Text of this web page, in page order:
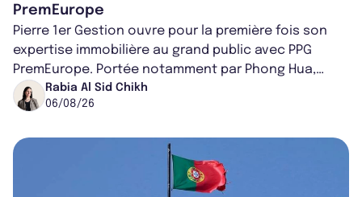
PremEurope
Pierre 1er Gestion ouvre pour la première fois son
expertise immobilière au grand public avec PPG
PremEurope. Portée notamment par Phong Hua,
ancien directeur des investissements d...
Rabia Al Sid Chikh
06/08/26